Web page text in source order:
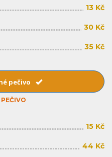
13 Kč
30 Kč
35 Kč
pečivo
15 Kč
44 Kč